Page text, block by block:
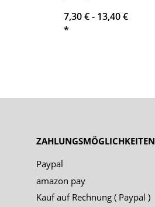
7,30 € - 13,40 €
*
ZAHLUNGSMÖGLICHKEITEN
Paypal
amazon pay
Kauf auf Rechnung ( Paypal )